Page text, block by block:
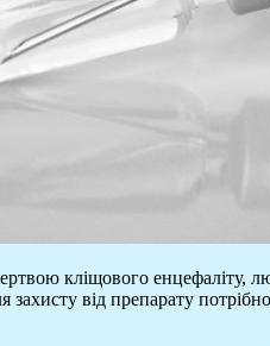
кліщового енцефаліту,
від препарату